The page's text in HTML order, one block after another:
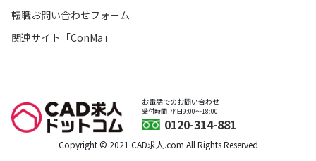
転職お問い合わせフォーム
関連サイト「ConMa」
お電話でのお問い合わせ
受付時間 平日9:00〜18:00
0120-314-881
Copyright © 2021 CAD求人.com All Rights Reserved